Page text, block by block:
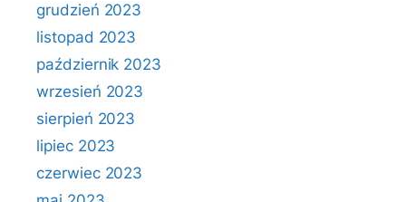
grudzień 2023
listopad 2023
październik 2023
wrzesień 2023
sierpień 2023
lipiec 2023
czerwiec 2023